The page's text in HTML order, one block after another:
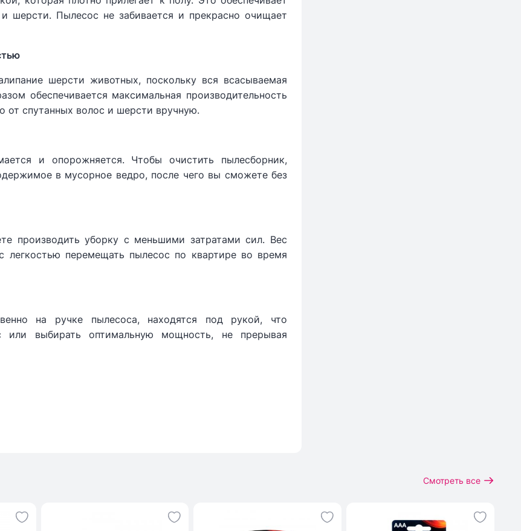
шерсти. Пылесос не забивается и прекрасно очищает
шерсти животных, поскольку вся всасываемая
обеспечивается максимальная производительность
от спутанных волос и шерсти вручную.
и опорожняется. Чтобы очистить пылесборник,
в мусорное ведро, после чего вы сможете без
производить уборку с меньшими затратами сил. Вес
легкостью перемещать пылесос по квартире во время
на ручке пылесоса, находятся под рукой, что
или выбирать оптимальную мощность, не прерывая
Смотреть все